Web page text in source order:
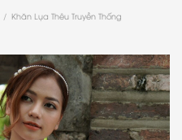
/ Khăn Lụa Thêu Truyền Thống